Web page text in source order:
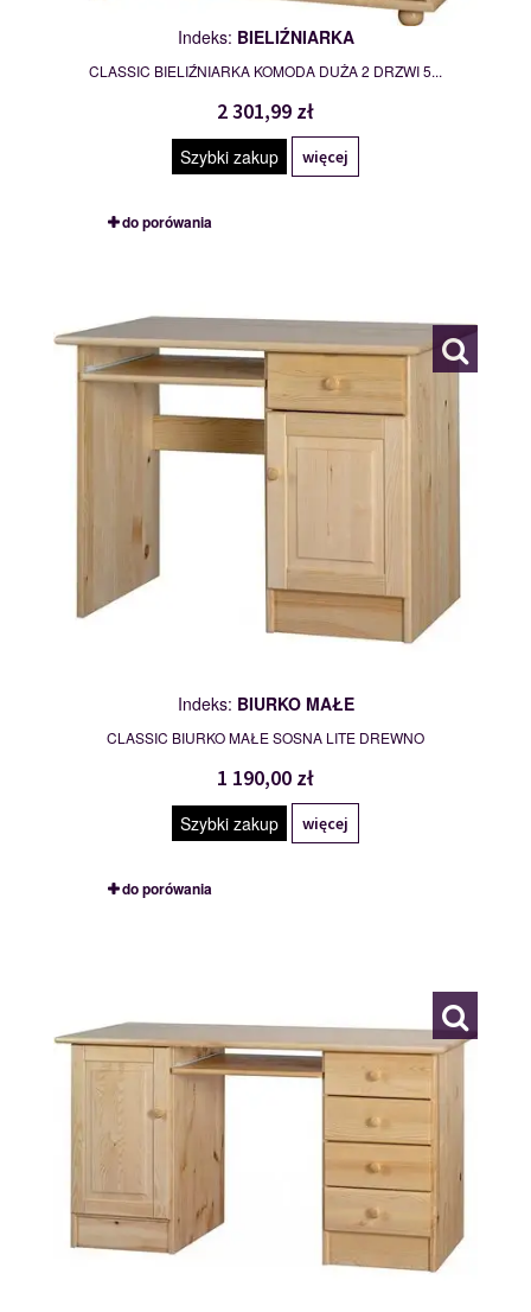
Indeks: BIELIŹNIARKA
CLASSIC BIELIŹNIARKA KOMODA DUŻA 2 DRZWI 5...
2 301,99 zł
Szybki zakup więcej
do porówania
Indeks: BIURKO MAŁE
CLASSIC BIURKO MAŁE SOSNA LITE DREWNO
1 190,00 zł
Szybki zakup więcej
do porówania